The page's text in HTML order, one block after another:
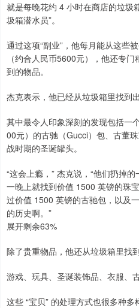
就是每晚花约 4 小时在商店的垃圾
圾箱潜水员”。
通过这项“副业”，他每月能从这些
（约合人民币5600元），他还专
到的物品。
杰克表示，他已经从垃圾箱里找到
其中最令人印象深刻的发现包括一
00元）的古驰（Gucci）包、古董
战时期的圣诞罐头。
“这会上瘾，” 杰克说，“他们扔掉
一晚上就找到价值 1500 英镑的珠
过价值 1500 英镑的古驰包，以及
的历史啊。”
展开剩余63%
除了贵重物品，他还从垃圾箱里找
游戏、玩具、圣诞装饰品、衣服、
这些 “宝贝” 的处理方式也很多种
上证综指 3878.55